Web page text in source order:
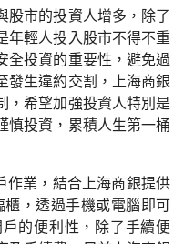
市的投資人增多，除了
年輕人投入股市不得不重
全投資的重要性，避免過
發生違約交割，上海商銀
，希望加強投資人特別是
慎投資，累積人生第一桶
業，結合上海商銀提供
，透過手機或電腦即可
的便利性，除了手續便